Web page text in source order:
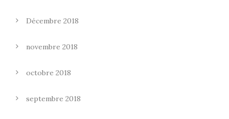
Décembre 2018
novembre 2018
octobre 2018
septembre 2018